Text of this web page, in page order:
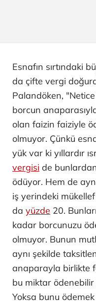
Esnafın sırtındaki
da çifte vergi
Palandöken,
borcun
olan faizin faiziyle
olmuyor. Çünkü
yük var ki yıllardır
vergisi de
ödüyor. Hem de
iş yerindeki
da yüzde 20.
kadar borcunuzu
olmuyor. Bunun
aynı şekilde
anaparayla birlikte
bu miktar
Yoksa bunu